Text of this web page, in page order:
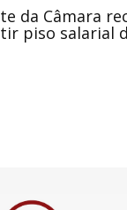
da Câmara
piso salarial